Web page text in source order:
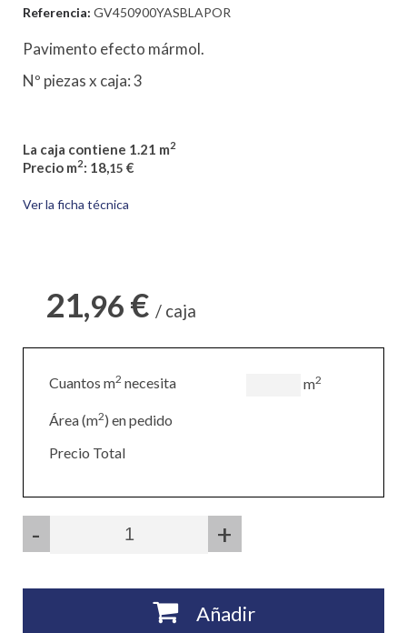
Referencia: GV450900YASBLAPOR
Pavimento efecto mármol.
Nº piezas x caja: 3
La caja contiene 1.21 m2
Precio m2: 18,15 €
Ver la ficha técnica
21,96 € / caja
Cuantos m2 necesita m2
Área (m2) en pedido
Precio Total
- +
Añadir